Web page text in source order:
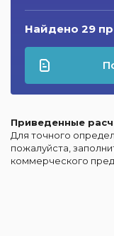
Найдено 29
Приведенные
Для точного
пожалуйста,
коммерческого